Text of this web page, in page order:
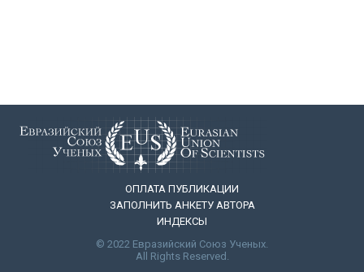
ОПЛАТА ПУБЛИКАЦИИ
ЗАПОЛНИТЬ АНКЕТУ АВТОРА
ИНДЕКСЫ
© 2022 Евразийский Союз Ученых.
All Rights Reserved.